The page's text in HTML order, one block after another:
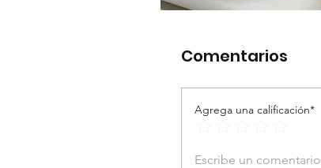
Comentarios
Agrega una calificación*
Escribe un comentario